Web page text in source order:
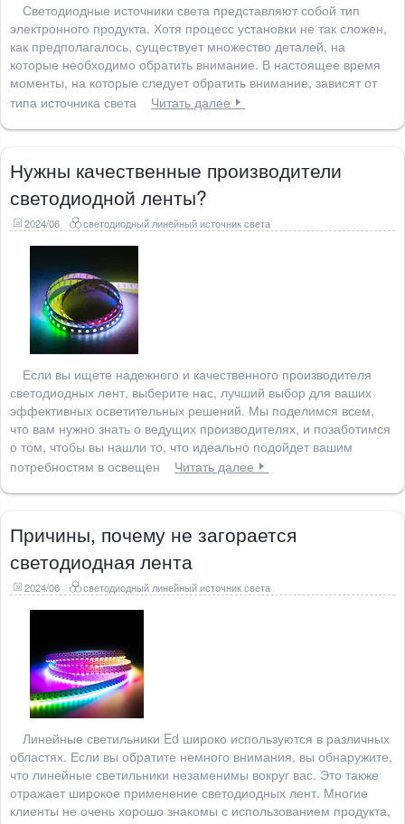
Светодиодные источники света представляют собой тип
электронного продукта. Хотя процесс установки не так сложен,
как предполагалось, существует множество деталей, на
которые необходимо обратить внимание. В настоящее время
моменты, на которые следует обратить внимание, зависят от
типа источника света
Читать далее
Нужны качественные производители
светодиодной ленты?
2024/06 светодиодный линейный источник света
Если вы ищете надежного и качественного производителя
светодиодных лент, выберите нас, лучший выбор для ваших
эффективных осветительных решений. Мы поделимся всем,
что вам нужно знать о ведущих производителях, и позаботимся
о том, чтобы вы нашли то, что идеально подойдет вашим
потребностям в освещен
Читать далее
Причины, почему не загорается
светодиодная лента
2024/06 светодиодный линейный источник света
Линейные светильники Ed широко используются в различных
областях. Если вы обратите немного внимания, вы обнаружите,
что линейные светильники незаменимы вокруг вас. Это также
отражает широкое применение светодиодных лент. Многие
клиенты не очень хорошо знакомы с использованием продукта,